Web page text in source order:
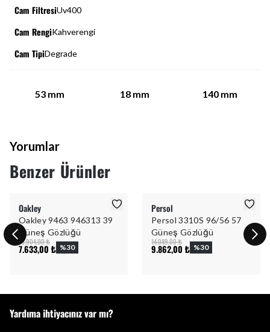
Cam FiltresiUv400
Cam RengiKahverengi
Cam TipiDegrade
53 mm 18 mm 140 mm
Yorumlar
Benzer Ürünler
Oakley
Oakley 9463 946313 39
Güneş Gözlüğü
10.904,00 ₺
7.633,00 ₺ %30
Persol
Persol 3310S 96/56 57
Güneş Gözlüğü
14.089,00 ₺
9.862,00 ₺ %30
Yardıma ihtiyacınız var mı?